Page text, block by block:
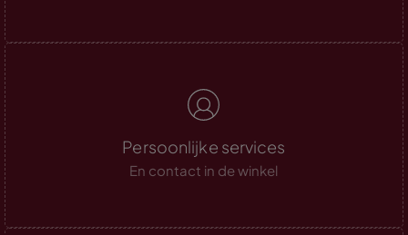
Persoonlijke services
En contact in de winkel